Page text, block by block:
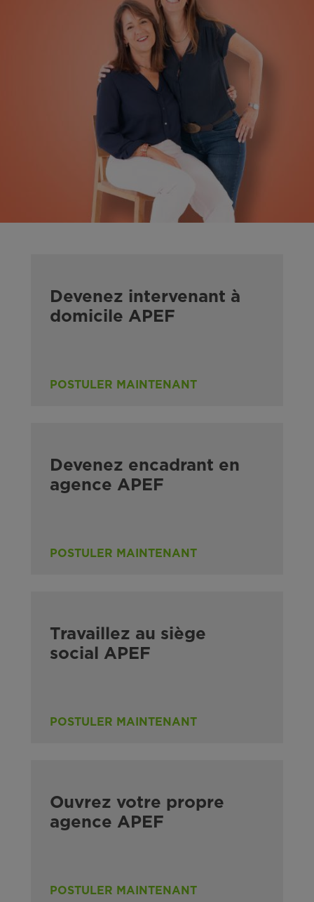
Devenez intervenant à
domicile APEF
POSTULER MAINTENANT
Devenez encadrant en
agence APEF
POSTULER MAINTENANT
Travaillez au siège
social APEF
POSTULER MAINTENANT
Ouvrez votre propre
agence APEF
POSTULER MAINTENANT